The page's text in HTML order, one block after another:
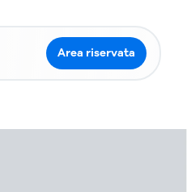
Area riservata